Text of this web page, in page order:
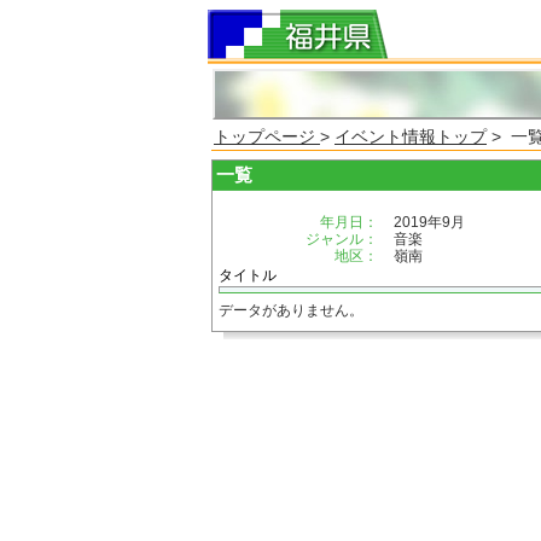
トップページ > イベント情報トップ> 一
一覧
年月日：
2019年9月
ジャンル：
音楽
地区：
嶺南
タイトル
データがありません。